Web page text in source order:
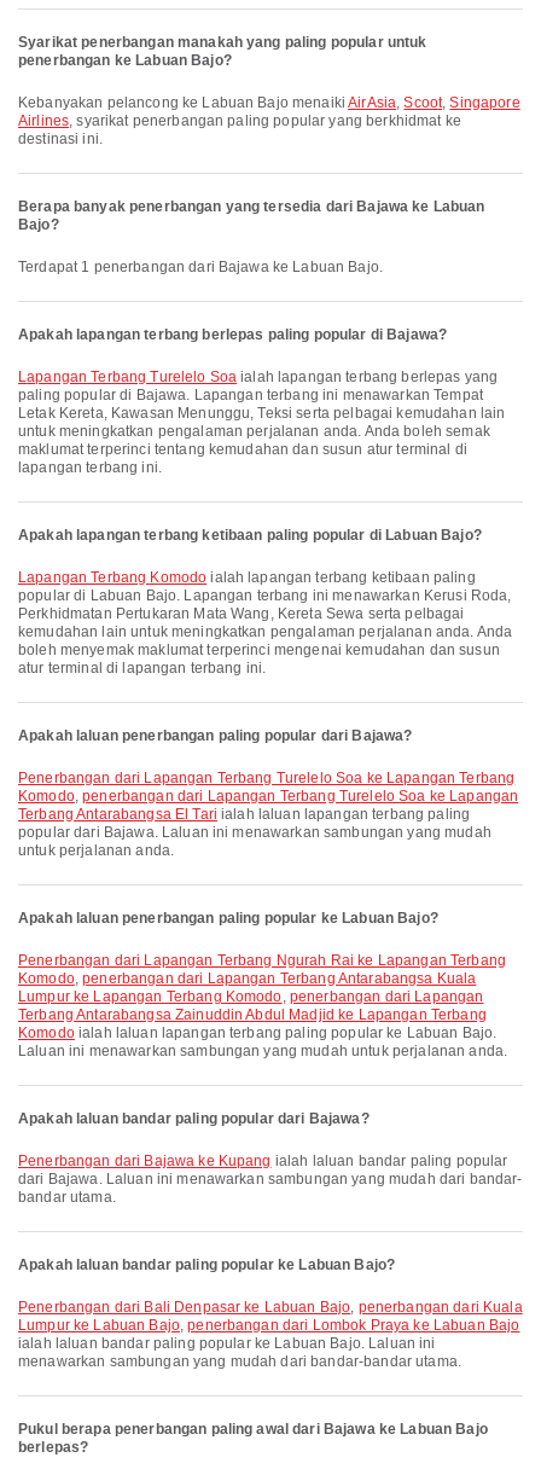
Syarikat penerbangan manakah yang paling popular untuk
penerbangan ke Labuan Bajo?
Kebanyakan pelancong ke Labuan Bajo menaikiAirAsia,Scoot,Singapore
Airlines, syarikat penerbangan paling popular yang berkhidmat ke
destinasi ini.
Berapa banyak penerbangan yang tersedia dari Bajawa ke Labuan
Bajo?
Terdapat 1 penerbangan dari Bajawa ke Labuan Bajo.
Apakah lapangan terbang berlepas paling popular di Bajawa?
Lapangan Terbang Turelelo Soa ialah lapangan terbang berlepas yang
paling popular di Bajawa. Lapangan terbang ini menawarkan Tempat
Letak Kereta, Kawasan Menunggu, Teksi serta pelbagai kemudahan lain
untuk meningkatkan pengalaman perjalanan anda. Anda boleh semak
maklumat terperinci tentang kemudahan dan susun atur terminal di
lapangan terbang ini.
Apakah lapangan terbang ketibaan paling popular di Labuan Bajo?
Lapangan Terbang Komodo ialah lapangan terbang ketibaan paling
popular di Labuan Bajo. Lapangan terbang ini menawarkan Kerusi Roda,
Perkhidmatan Pertukaran Mata Wang, Kereta Sewa serta pelbagai
kemudahan lain untuk meningkatkan pengalaman perjalanan anda. Anda
boleh menyemak maklumat terperinci mengenai kemudahan dan susun
atur terminal di lapangan terbang ini.
Apakah laluan penerbangan paling popular dari Bajawa?
penerbangan dari Lapangan Terbang Turelelo Soa ke Lapangan Terbang
Komodo,penerbangan dari Lapangan Terbang Turelelo Soa ke Lapangan
Terbang Antarabangsa El Tari ialah laluan lapangan terbang paling
popular dari Bajawa. Laluan ini menawarkan sambungan yang mudah
untuk perjalanan anda.
Apakah laluan penerbangan paling popular ke Labuan Bajo?
penerbangan dari Lapangan Terbang Ngurah Rai ke Lapangan Terbang
Komodo,penerbangan dari Lapangan Terbang Antarabangsa Kuala
Lumpur ke Lapangan Terbang Komodo, penerbangan dari Lapangan
Terbang Antarabangsa Zainuddin Abdul Madjid ke Lapangan Terbang
Komodoialah laluan lapangan terbang paling popular ke Labuan Bajo.
Laluan ini menawarkan sambungan yang mudah untuk perjalanan anda.
Apakah laluan bandar paling popular dari Bajawa?
penerbangan dari Bajawa ke Kupang ialah laluan bandar paling popular
dari Bajawa. Laluan ini menawarkan sambungan yang mudah dari bandar-
bandar utama.
Apakah laluan bandar paling popular ke Labuan Bajo?
penerbangan dari Bali Denpasar ke Labuan Bajo, penerbangan dari Kuala
Lumpur ke Labuan Bajo,penerbangan dari Lombok Praya ke Labuan Bajo
ialah laluan bandar paling popular ke Labuan Bajo. Laluan ini
menawarkan sambungan yang mudah dari bandar-bandar utama.
Pukul berapa penerbangan paling awal dari Bajawa ke Labuan Bajo
berlepas?